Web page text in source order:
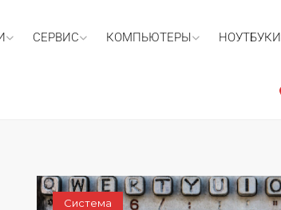
СЕРВИС КОМПЬЮТЕРЫ НОУТБУКИ
Система